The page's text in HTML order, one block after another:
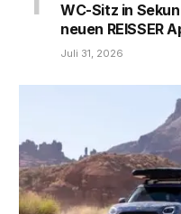
WC-Sitz in
neuen REISSER
Juli 31, 2026